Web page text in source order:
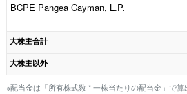
BCPE Pangea Cayman, L.P.
大株主合計
大株主以外
※配当金は「所有株式数 * 一株当たりの配当金」で